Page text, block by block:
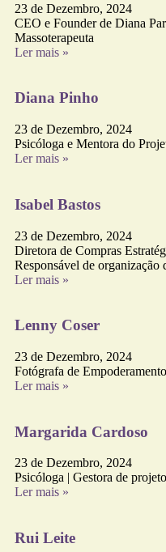
23 de Dezembro, 2024
CEO e Founder de Diana
Massoterapeuta
Ler mais »
Diana Pinho
23 de Dezembro, 2024
Psicóloga e Mentora do
Ler mais »
Isabel Bastos
23 de Dezembro, 2024
Diretora de Compras
Responsável de organização
Ler mais »
Lenny Coser
23 de Dezembro, 2024
Fotógrafa de
Ler mais »
Margarida Cardoso
23 de Dezembro, 2024
Psicóloga | Gestora de
Ler mais »
Rui Leite